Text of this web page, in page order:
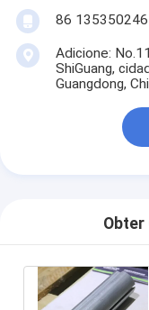
86
Adicione:
ShiGuang,
Guangdong,
Obter